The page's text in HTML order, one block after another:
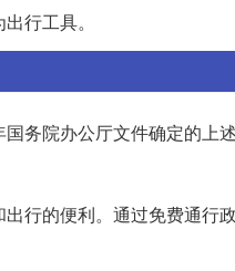
行工具。
务院办公厅文件确定的上
行的便利。通过免费通行